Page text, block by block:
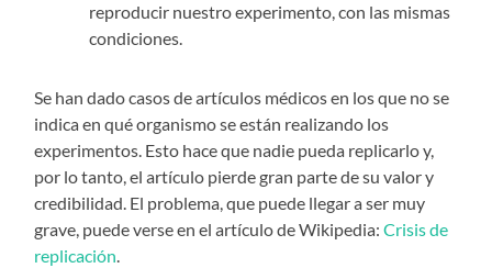
reproducir nuestro experimento, con las mismas
condiciones.
Se han dado casos de artículos médicos en los que no se
indica en qué organismo se están realizando los
experimentos. Esto hace que nadie pueda replicarlo y,
por lo tanto, el artículo pierde gran parte de su valor y
credibilidad. El problema, que puede llegar a ser muy
grave, puede verse en el artículo de Wikipedia:Crisis de
replicación.